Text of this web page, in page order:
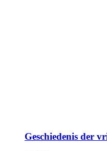
Geschiedenis der